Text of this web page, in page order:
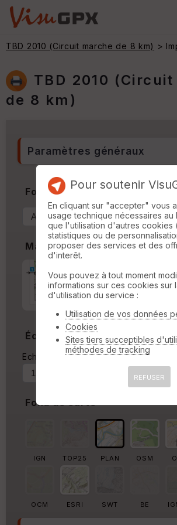
TBD 2010 (Circuit marche de 8 km) >
TBD 2010
de 8 km)
Paramètres généraux
Format & Orientation
Marges
Marge autour de la
%
Échelle
Echelle actuelle : 1/9656
Fond de carte
IGN TOP25 PLAN OSM
OCM ESRI SWT BE
Pour soutenir
En cliquant sur "accepter" vous
usage technique nécessaires
que l'utilisation d'autres cookies
statistiques ou de
proposer des services et des
d'interêt.
Vous pouvez à tout moment
informations sur ces cookies
d'utilisation du service :
Utilisation de vos données
Cookies
Sites tiers succeptibles
méthodes de tracking
REFUSER